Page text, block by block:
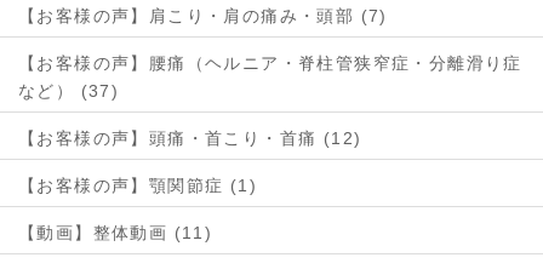
【お客様の声】肩こり・肩の痛み・頭部 (7)
【お客様の声】腰痛（ヘルニア・脊柱管狭窄症・分離滑り症
など） (37)
【お客様の声】頭痛・首こり・首痛 (12)
【お客様の声】顎関節症 (1)
【動画】整体動画 (11)